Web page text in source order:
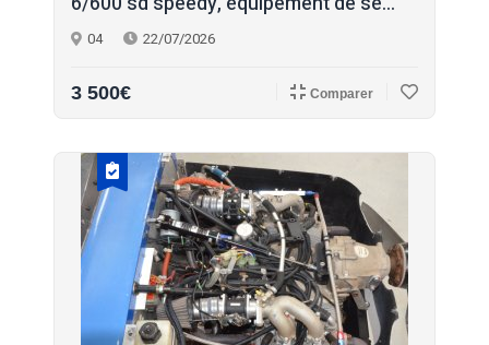
04 22/07/2026
3 500€ Comparer